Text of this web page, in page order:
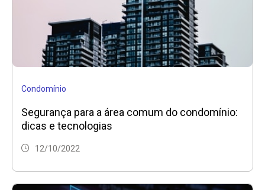
Condomínio
Segurança para a área comum do condomínio:
dicas e tecnologias
12/10/2022